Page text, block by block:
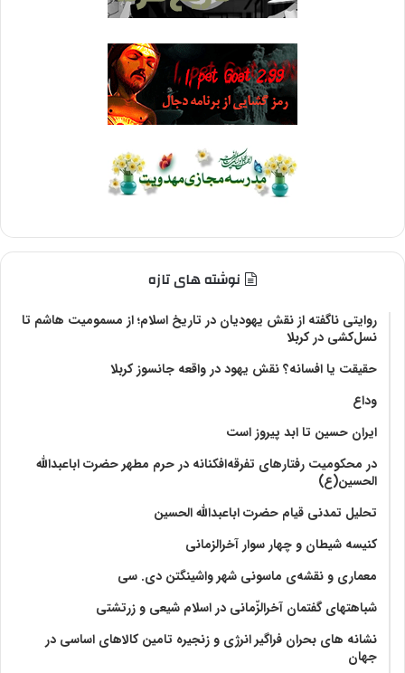
نوشته های تازه
روایتی ناگفته از نقش یهودیان در تاریخ اسلام؛ از مسمومیت هاشم تا
نسل‌کشی در کربلا
حقیقت یا افسانه؟‌ نقش یهود در واقعه جانسوز کربلا
وداع
ایران حسین تا ابد پیروز است
در محکومیت رفتارهای تفرقه‌افکنانه در حرم مطهر حضرت اباعبدالله
الحسین(ع)
تحلیل تمدنی قیام حضرت اباعبدالله الحسین
کنیسه شیطان و چهار سوار آخرالزمانی
معماری و نقشه‌ی ماسونی شهر واشينگتن دی. سی
شباهتهای گفتمان آخر‌الزّمانی در اسلام شیعی و زرتشتی
نشانه های بحران فراگیر انرژی و زنجیره تامین کالاهای اساسی در
جهان